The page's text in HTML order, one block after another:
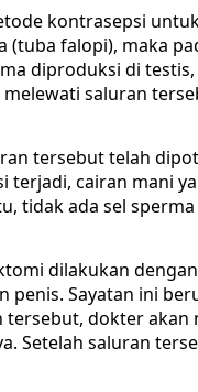
kontrasepsi
falopi), maka
diproduksi di
saluran
tersebut telah
terjadi, cairan mani
tidak ada sel
dilakukan
Sayatan ini
dokter
Setelah saluran